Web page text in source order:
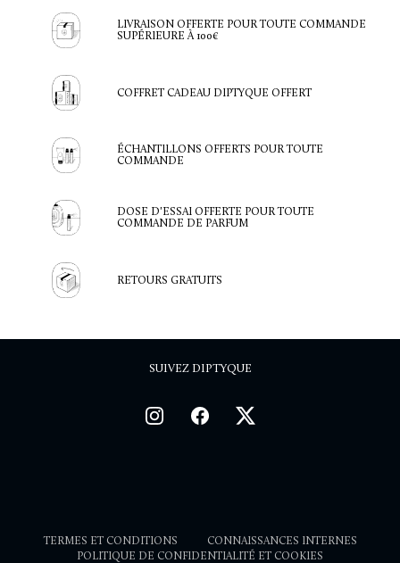
LIVRAISON OFFERTE POUR TOUTE COMMANDE
SUPÉRIEURE À 100€
COFFRET CADEAU DIPTYQUE OFFERT
ÉCHANTILLONS OFFERTS POUR TOUTE
COMMANDE
DOSE D'ESSAI OFFERTE POUR TOUTE
COMMANDE DE PARFUM
RETOURS GRATUITS
SUIVEZ DIPTYQUE
TERMES ET CONDITIONS
CONNAISSANCES INTERNES
POLITIQUE DE CONFIDENTIALITÉ ET COOKIES